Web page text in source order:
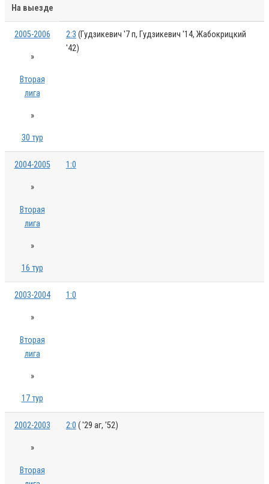
На выезде
2005-2006
»
Вторая
лига
»
30 тур
2:3 (Гудзикевич '7 п, Гудзикевич '14, Жабокрицкий
'42)
2004-2005
»
Вторая
лига
»
16 тур
1:0
2003-2004
»
Вторая
лига
»
17 тур
1:0
2002-2003
»
Вторая
2:0 ( '29 аг, '52)